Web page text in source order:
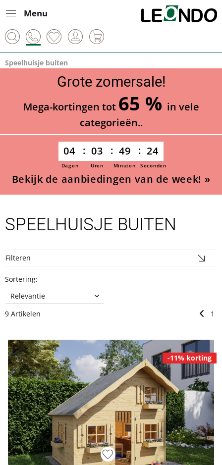
Menu
Speelhuisje buiten
Grote zomersale!
Mega-kortingen tot 65 % in vele
categorieën..
04 03 49 23
Dagen Uren Minuten Seconden
Bekijk de aanbiedingen van de week! »
SPEELHUISJE BUITEN
Filteren
Sortering:
9 Artikelen 1
-11% korting